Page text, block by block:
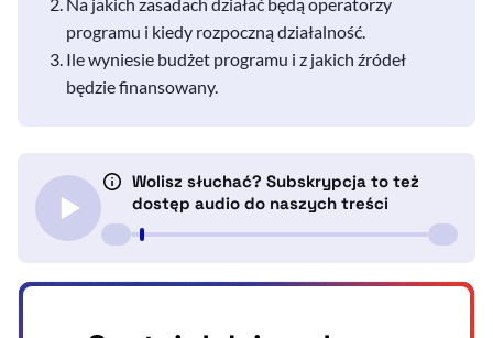
programu i kiedy rozpoczną działalność.
Ile wyniesie budżet programu i z jakich źródeł
będzie finansowany.